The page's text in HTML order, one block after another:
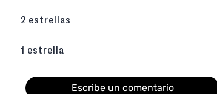
2 estrellas
1 estrella
Escribe un comentario